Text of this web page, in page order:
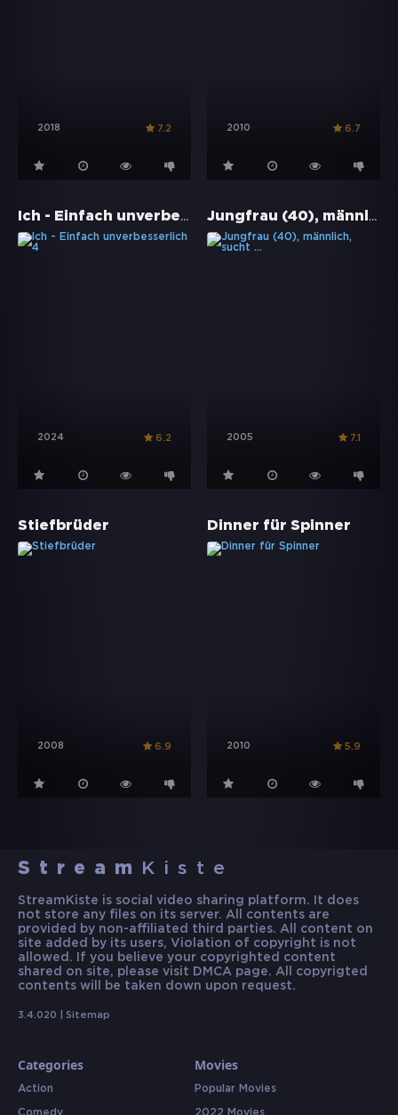
2018 7.2 2010 6.7
Ich - Einfach unverbesserlich 4
2024 6.2
Jungfrau (40), männlich, sucht ...
2005 7.1
Stiefbrüder
2008 6.9
Dinner für Spinner
2010 5.9
Stream Kiste
StreamKiste is social video sharing platform. It does
not store any files on its server. All contents are
provided by non-affiliated third parties. All content on
site added by its users, Violation of copyright is not
allowed. If you believe your copyrighted content
shared on site, please visit DMCA page. All copyrigted
contents will be taken down upon request.
3.4.020 | Sitemap
Categories
Action
Comedy
Movies
Popular Movies
2022 Movies